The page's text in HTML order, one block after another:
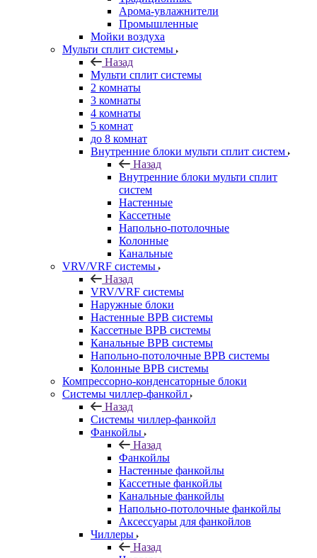
Арома-увлажнители
Промышленные
Мойки воздуха
Мульти сплит системы
Назад
Мульти сплит системы
2 комнаты
3 комнаты
4 комнаты
5 комнат
до 8 комнат
Внутренние блоки мульти сплит систем
Назад
Внутренние блоки мульти сплит
систем
Настенные
Кассетные
Напольно-потолочные
Колонные
Канальные
VRV/VRF системы
Назад
VRV/VRF системы
Наружные блоки
Настенные ВРВ системы
Кассетные ВРВ системы
Канальные ВРВ системы
Напольно-потолочные ВРВ системы
Колонные ВРВ системы
Компрессорно-конденсаторные блоки
Системы чиллер-фанкойл
Назад
Системы чиллер-фанкойл
Фанкойлы
Назад
Фанкойлы
Настенные фанкойлы
Кассетные фанкойлы
Канальные фанкойлы
Напольно-потолочные фанкойлы
Аксессуары для фанкойлов
Чиллеры
Назад